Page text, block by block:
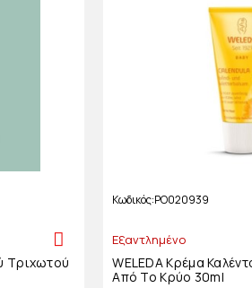
Τριχωτού
Κωδικός PO020939
Εξαντλημένο
WELEDA Κρέμα
Από Το Κρύο 30ml